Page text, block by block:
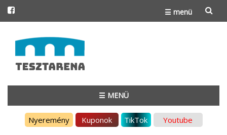
☰ menü
to
content
☰ MENÜ
Nyeremény Kuponok TikTok Youtube